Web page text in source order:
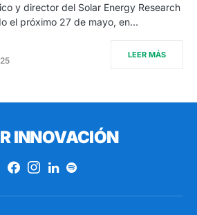
y director del Solar Energy Research
el próximo 27 de mayo, en…
LEER MÁS
INNOVACIÓN